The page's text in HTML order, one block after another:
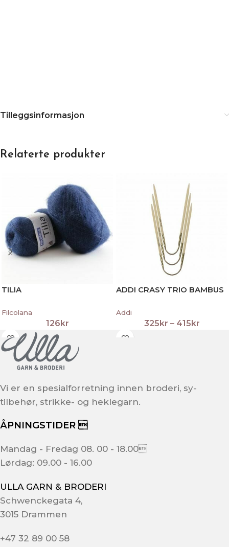
Tilleggsinformasjon
Relaterte produkter
TILIA
Filcolana
126 kr
ADDI CRASY TRIO BAMBUS
Addi
325 kr – 415 kr
Vi er en spesialforretning innen broderi, sy-
tilbehør, strikke- og heklegarn.
ÅPNINGSTIDER 
Mandag - Fredag 08. 00 - 18.00
Lørdag: 09.00 - 16.00
ULLA GARN & BRODERI
Schwenckegata 4,
3015 Drammen
+47 32 89 00 58